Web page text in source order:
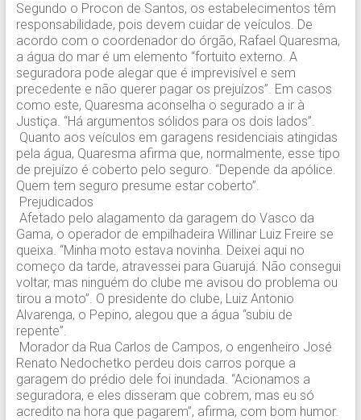
Segundo o Procon de Santos, os estabelecimentos têm
responsabilidade, pois devem cuidar de veículos. De
acordo com o coordenador do órgão, Rafael Quaresma,
a água do mar é um elemento “fortuito externo. A
seguradora pode alegar que é imprevisível e sem
precedente e não querer pagar os prejuízos”. Em casos
como este, Quaresma aconselha o segurado a ir à
Justiça. “Há argumentos sólidos para os dois lados”.
Quanto aos veículos em garagens residenciais atingidas
pela água, Quaresma afirma que, normalmente, esse tipo
de prejuízo é coberto pelo seguro. “Depende da apólice.
Quem tem seguro presume estar coberto”.
Prejudicados
Afetado pelo alagamento da garagem do Vasco da
Gama, o operador de empilhadeira Willinar Luiz Freire se
queixa. “Minha moto estava novinha. Deixei aqui no
começo da tarde, atravessei para Guarujá. Não consegui
voltar, mas ninguém do clube me avisou do problema ou
tirou a moto”. O presidente do clube, Luiz Antonio
Alvarenga, o Pepino, alegou que a água “subiu de
repente”.
Morador da Rua Carlos de Campos, o engenheiro José
Renato Nedochetko perdeu dois carros porque a
garagem do prédio dele foi inundada. “Acionamos a
seguradora, e eles disseram que cobrem, mas eu só
acredito na hora que pagarem”, afirma, com bom humor.